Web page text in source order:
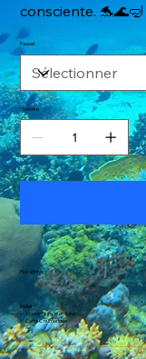
consciente. 🐬🌊🤿
Paquet
Quantité
Plus d'infos
Inclus :
✅ Apprentissage en ligne
✅ Carte C numérique